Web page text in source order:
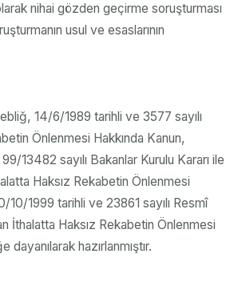
nihai gözden geçirme soruşturması
usul ve esaslarının
14/6/1989 tarihli ve 3577 sayılı
Önlenmesi Hakkında Kanun,
13482 sayılı Bakanlar Kurulu Kararı ile
Haksız Rekabetin Önlenmesi
10/1999 tarihli ve 23861 sayılı Resmî
İthalatta Haksız Rekabetin Önlenmesi
dayanılarak hazırlanmıştır.